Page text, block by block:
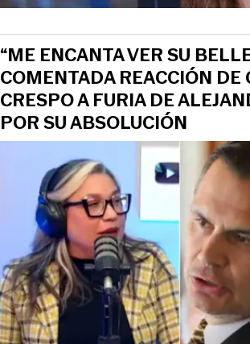
“ME ENCANTA VER SU
COMENTADA REACCIÓN DE
CRESPO A FURIA DE
POR SU ABSOLUCIÓN